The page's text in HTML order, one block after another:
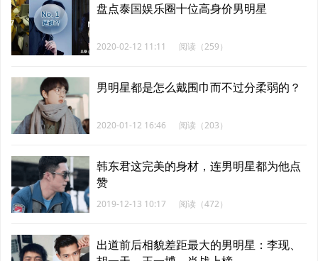
盘点泰国娱乐圈十位高身价男明星
2020-02-12 11:11 阅读（259）
男明星都是怎么戴围巾而不过分柔弱的？
2020-01-12 16:46 阅读（203）
韩东君这完美的身材，连男明星都为他点
赞
2019-12-13 10:17 阅读（472）
出道前后相貌差距最大的男明星：李现、